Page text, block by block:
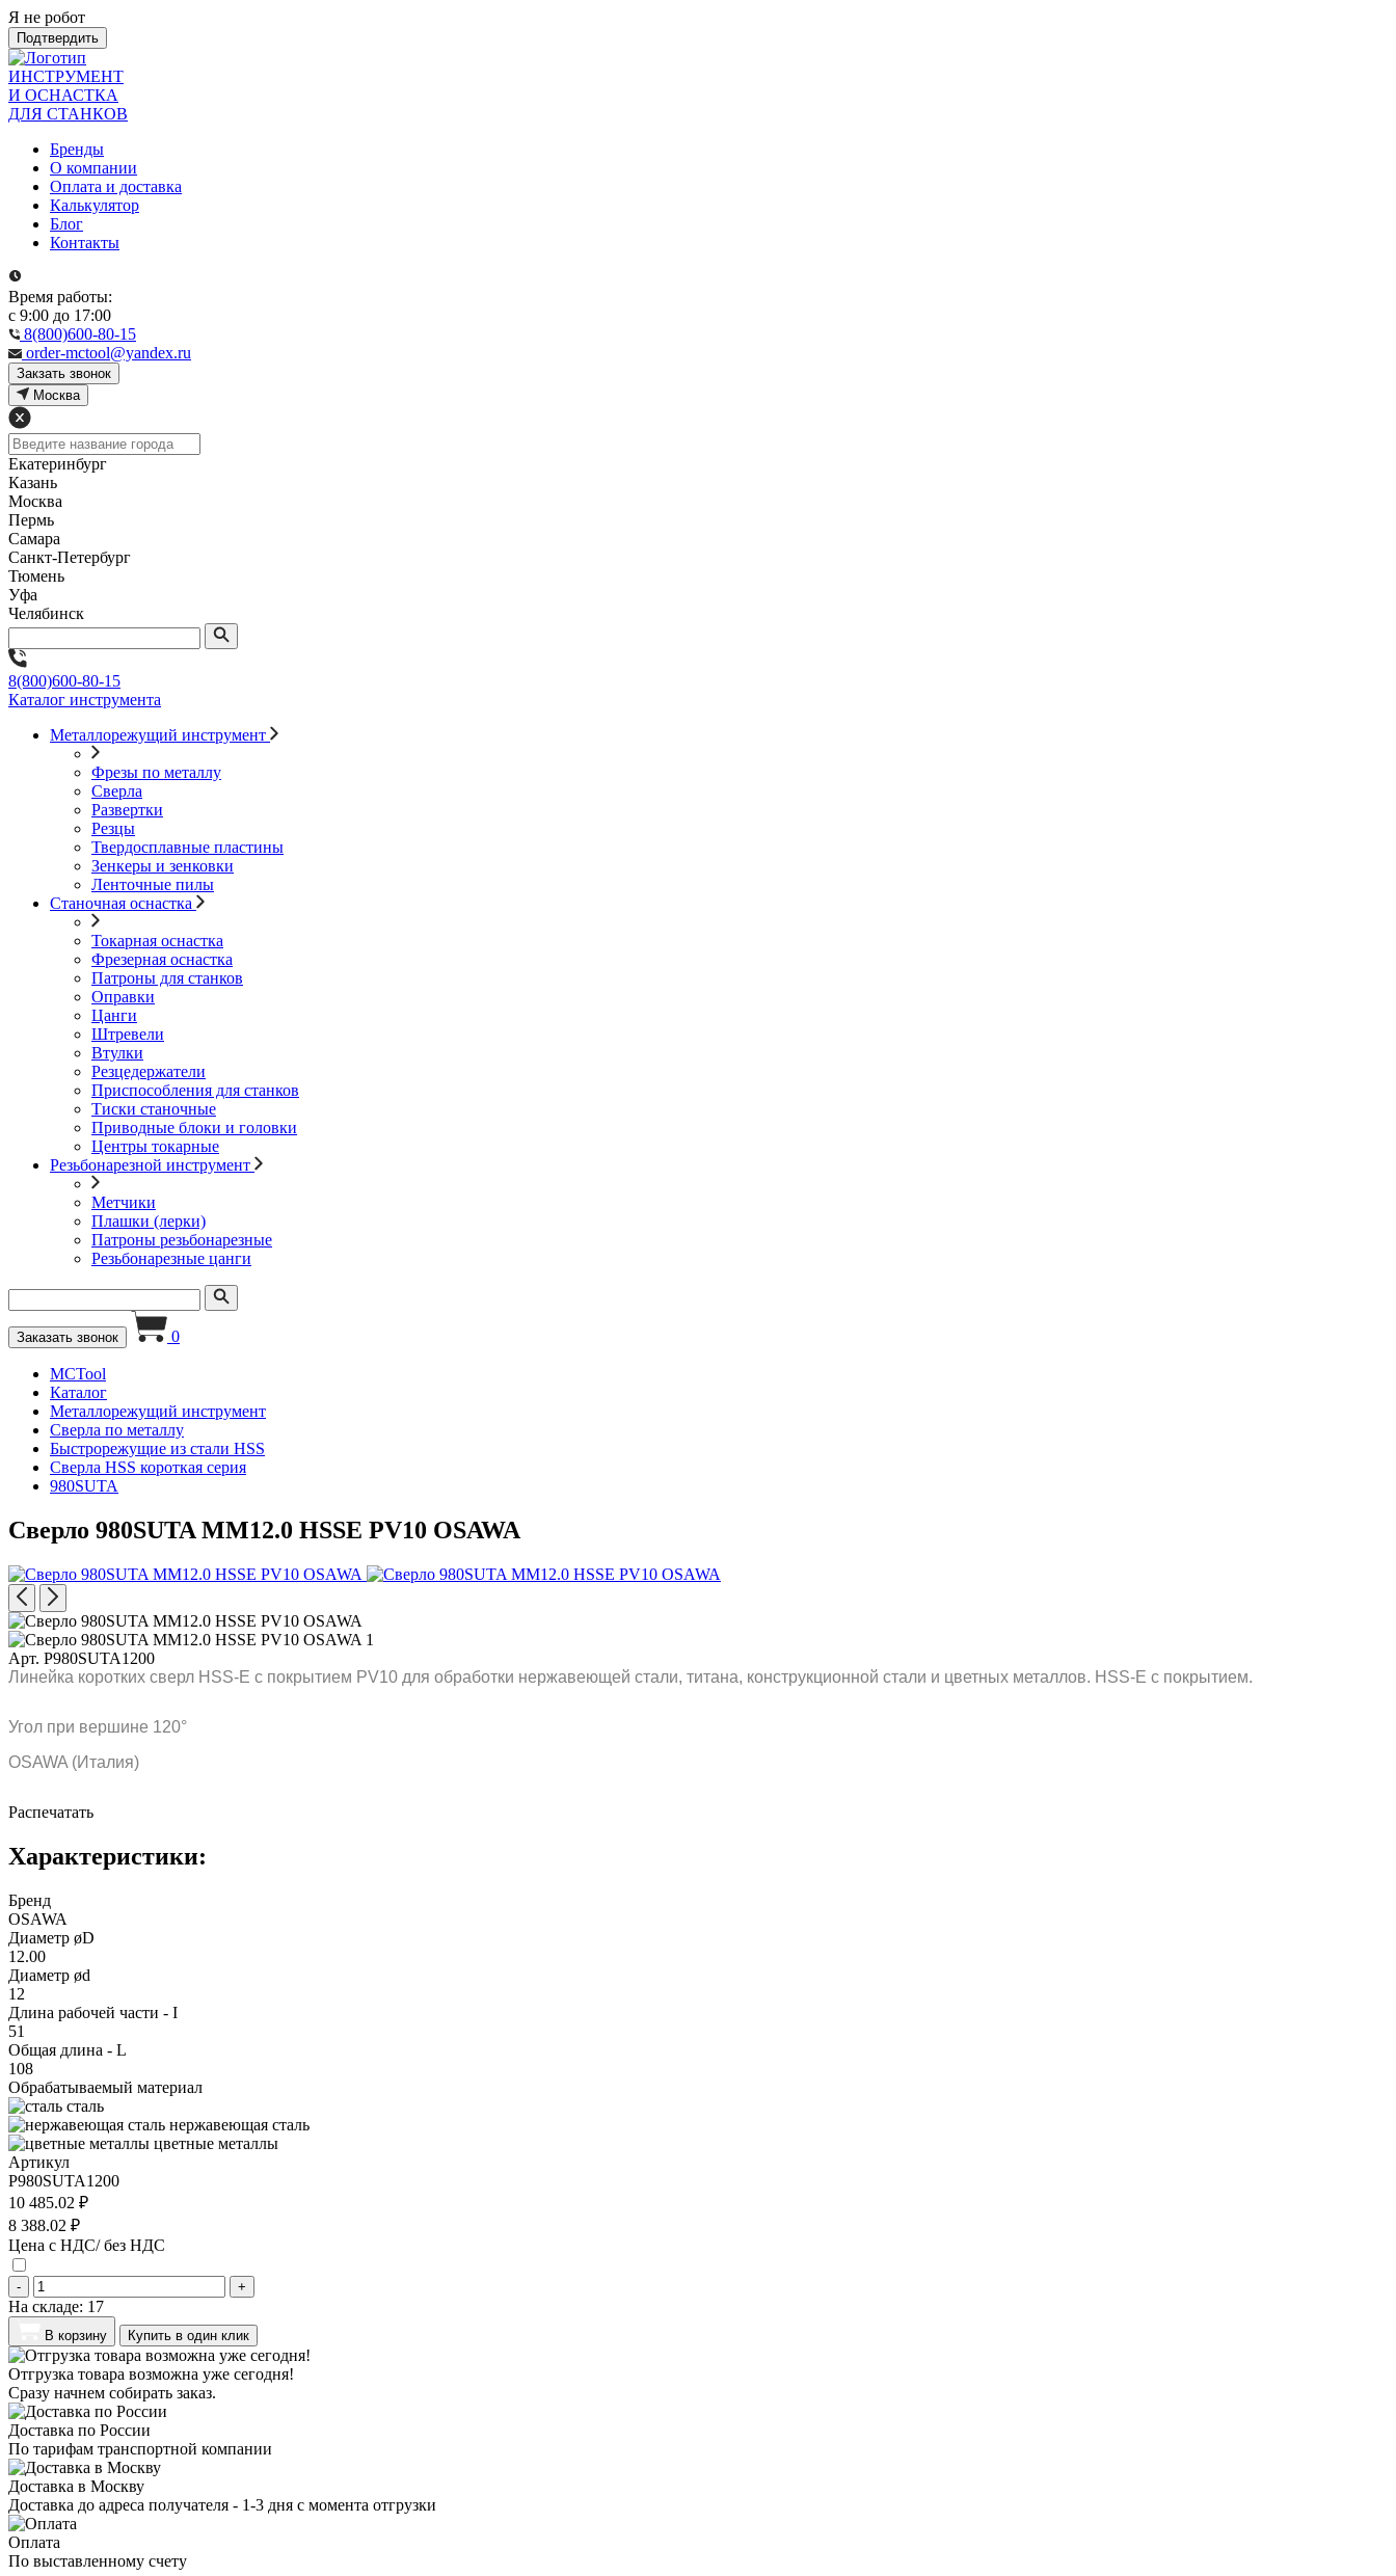
Я не робот
Подтвердить
ИНСТРУМЕНТ
И ОСНАСТКА
ДЛЯ СТАНКОВ
Бренды
О компании
Оплата и доставка
Калькулятор
Блог
Контакты
Время работы:
с 9:00 до 17:00
8(800)600-80-15
order-mctool@yandex.ru
Закзать звонок
Москва
Екатеринбург
Казань
Москва
Пермь
Самара
Санкт-Петербург
Тюмень
Уфа
Челябинск
8(800)600-80-15
Каталог инструмента
Металлорежущий инструмент
Фрезы по металлу
Сверла
Развертки
Резцы
Твердосплавные пластины
Зенкеры и зенковки
Ленточные пилы
Станочная оснастка
Токарная оснастка
Фрезерная оснастка
Патроны для станков
Оправки
Цанги
Штревели
Втулки
Резцедержатели
Приспособления для станков
Тиски станочные
Приводные блоки и головки
Центры токарные
Резьбонарезной инструмент
Метчики
Плашки (лерки)
Патроны резьбонарезные
Резьбонарезные цанги
Заказать звонок 0
MCTool
Каталог
Металлорежущий инструмент
Сверла по металлу
Быстрорежущие из стали HSS
Сверла HSS короткая серия
980SUTA
Сверло 980SUTA MM12.0 HSSE PV10 OSAWA
Арт. P980SUTA1200
Линейка коротких сверл HSS-E с покрытием PV10 для обработки нержавеющей стали, титана, конструкционной стали и цветных металлов. HSS-E с покрытием.
Угол при вершине 120°
OSAWA (Италия)
Распечатать
Характеристики:
Бренд
OSAWA
Диаметр øD
12.00
Диаметр ød
12
Длина рабочей части - I
51
Общая длина - L
108
Обрабатываемый материал
сталь
нержавеющая сталь
цветные металлы
Артикул
P980SUTA1200
10 485.02 ₽
8 388.02 ₽
Цена с НДС/ без НДС
- +
На складе: 17
В корзину Купить в один клик
Отгрузка товара возможна уже сегодня!
Сразу начнем собирать заказ.
Доставка по России
По тарифам транспортной компании
Доставка в Москву
Доставка до адреса получателя - 1-3 дня с момента отгрузки
Оплата
По выставленному счету